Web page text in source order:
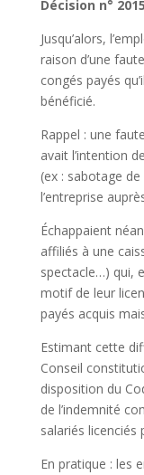
Décision n°
Jusqu’alors,
raison d’une
congés payés
bénéficié.
Rappel : une
avait l’intention
(ex : sabotage
l’entreprise
Échappaient
affiliés à une
spectacle…) qui,
motif de leur
payés acquis
Estimant cette
Conseil
disposition du
de l’indemnité
salariés licenciés
En pratique : les